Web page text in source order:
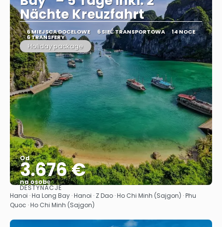
Nächte Kreuzfahrt
6 MIEJSCA DOCELOWE 6 SIEĆ TRANSPORTOWA 14 NOCE
6 TRANSFERY
Holiday package
Od
3.676 €
na osobę
Zobacz
DESTYNACJE
Hanoi · Ha Long Bay · Hanoi · Z Dao · Ho Chi Minh (Sajgon) · Phu
Quoc · Ho Chi Minh (Sajgon)